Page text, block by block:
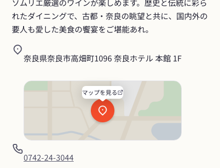
れたダイニングで、古都・奈良の眺望と共に、国内外の
要人も愛した美食の饗宴をご堪能あれ。
奈良県奈良市高畑町1096 奈良ホテル 本館 1F
マップを見る
0742-24-3044